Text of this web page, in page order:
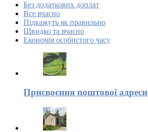
Без додаткових доплат
Все вчасно
Підкажуть як правильно
Швидко та вчасно
Економія особистого часу
Присвоєння поштової адреси